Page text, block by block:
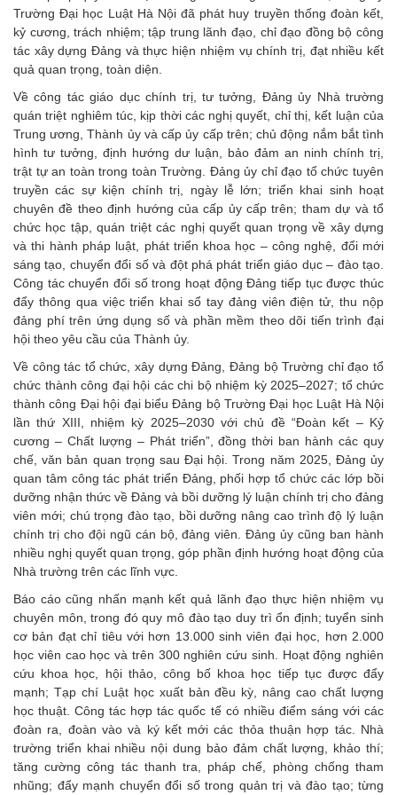
Trường Đại học Luật Hà Nội đã phát huy truyền thống đoàn kết,
kỷ cương, trách nhiệm; tập trung lãnh đạo, chỉ đạo đồng bộ công
tác xây dựng Đảng và thực hiện nhiệm vụ chính trị, đạt nhiều kết
quả quan trọng, toàn diện.
Về công tác giáo dục chính trị, tư tưởng, Đảng ủy Nhà trường
quán triệt nghiêm túc, kịp thời các nghị quyết, chỉ thị, kết luận của
Trung ương, Thành ủy và cấp ủy cấp trên; chủ động nắm bắt tình
hình tư tưởng, định hướng dư luận, bảo đảm an ninh chính trị,
trật tự an toàn trong toàn Trường. Đảng ủy chỉ đạo tổ chức tuyên
truyền các sự kiện chính trị, ngày lễ lớn; triển khai sinh hoạt
chuyên đề theo định hướng của cấp ủy cấp trên; tham dự và tổ
chức học tập, quán triệt các nghị quyết quan trọng về xây dựng
và thi hành pháp luật, phát triển khoa học – công nghệ, đổi mới
sáng tạo, chuyển đổi số và đột phá phát triển giáo dục – đào tạo.
Công tác chuyển đổi số trong hoạt động Đảng tiếp tục được thúc
đẩy thông qua việc triển khai sổ tay đảng viên điện tử, thu nộp
đảng phí trên ứng dụng số và phần mềm theo dõi tiến trình đại
hội theo yêu cầu của Thành ủy.
Về công tác tổ chức, xây dựng Đảng, Đảng bộ Trường chỉ đạo tổ
chức thành công đại hội các chi bộ nhiệm kỳ 2025–2027; tổ chức
thành công Đại hội đại biểu Đảng bộ Trường Đại học Luật Hà Nội
lần thứ XIII, nhiệm kỳ 2025–2030 với chủ đề “Đoàn kết – Kỷ
cương – Chất lượng – Phát triển”, đồng thời ban hành các quy
chế, văn bản quan trọng sau Đại hội. Trong năm 2025, Đảng ủy
quan tâm công tác phát triển Đảng, phối hợp tổ chức các lớp bồi
dưỡng nhận thức về Đảng và bồi dưỡng lý luận chính trị cho đảng
viên mới; chú trọng đào tạo, bồi dưỡng nâng cao trình độ lý luận
chính trị cho đội ngũ cán bộ, đảng viên. Đảng ủy cũng ban hành
nhiều nghị quyết quan trọng, góp phần định hướng hoạt động của
Nhà trường trên các lĩnh vực.
Báo cáo cũng nhấn mạnh kết quả lãnh đạo thực hiện nhiệm vụ
chuyên môn, trong đó quy mô đào tạo duy trì ổn định; tuyển sinh
cơ bản đạt chỉ tiêu với hơn 13.000 sinh viên đại học, hơn 2.000
học viên cao học và trên 300 nghiên cứu sinh. Hoạt động nghiên
cứu khoa học, hội thảo, công bố khoa học tiếp tục được đẩy
mạnh; Tạp chí Luật học xuất bản đều kỳ, nâng cao chất lượng
học thuật. Công tác hợp tác quốc tế có nhiều điểm sáng với các
đoàn ra, đoàn vào và ký kết mới các thỏa thuận hợp tác. Nhà
trường triển khai nhiều nội dung bảo đảm chất lượng, khảo thí;
tăng cường công tác thanh tra, pháp chế, phòng chống tham
nhũng; đẩy mạnh chuyển đổi số trong quản trị và đào tạo; từng